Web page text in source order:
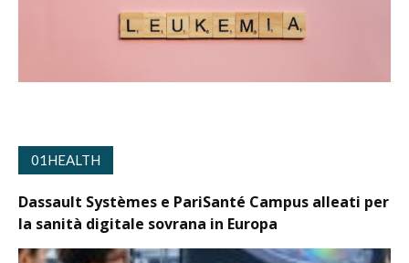
01HEALTH
Dassault Systèmes e PariSanté Campus alleati per
la sanità digitale sovrana in Europa